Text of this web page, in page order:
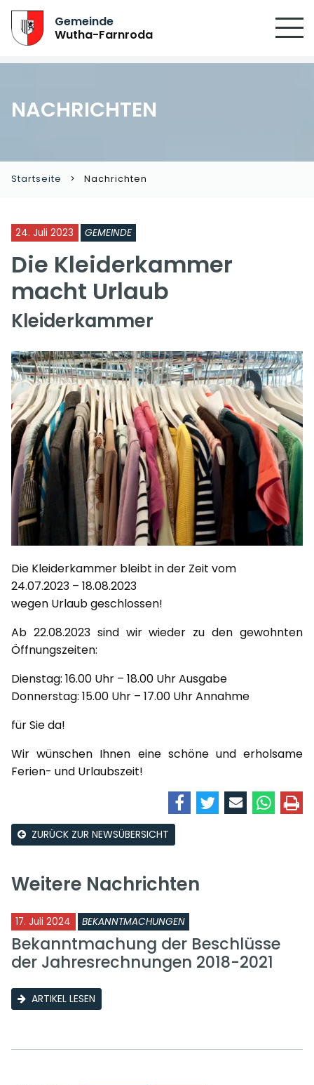
Gemeinde
Wutha-Farnroda
NACHRICHTEN
Startseite Nachrichten
24. Juli 2023 GEMEINDE
Die Kleiderkammer
macht Urlaub
Kleiderkammer
Die Kleiderkammer bleibt in der Zeit vom
24.07.2023 – 18.08.2023
wegen Urlaub geschlossen!
Ab 22.08.2023 sind wir wieder zu den gewohnten
Öffnungszeiten:
Dienstag: 16.00 Uhr – 18.00 Uhr Ausgabe
Donnerstag: 15.00 Uhr – 17.00 Uhr Annahme
für Sie da!
Wir wünschen Ihnen eine schöne und erholsame
Ferien- und Urlaubszeit!
ZURÜCK ZUR NEWSÜBERSICHT
Weitere Nachrichten
17. Juli 2024 BEKANNTMACHUNGEN
Bekanntmachung der Beschlüsse
der Jahresrechnungen 2018-2021
ARTIKEL LESEN